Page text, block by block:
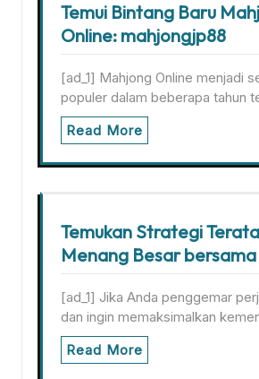
Temui Bintang Baru
Online: mahjongjp88
[ad_1] Mahjong Online menjadi
populer dalam beberapa tahun
Read More
Temukan Strategi
Menang Besar bersama
[ad_1] Jika Anda penggemar
dan ingin memaksimalkan
Read More